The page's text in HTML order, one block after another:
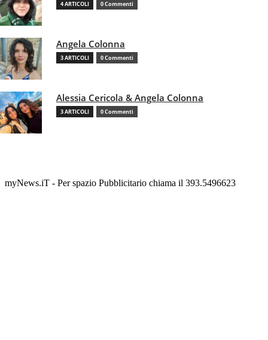
4 ARTICOLI 0 Commenti
Angela Colonna
3 ARTICOLI 0 Commenti
Alessia Cericola & Angela Colonna
3 ARTICOLI 0 Commenti
myNews.iT - Per spazio Pubblicitario chiama il 393.5496623